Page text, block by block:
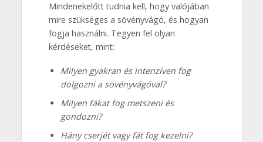
Mindenekelőtt tudnia kell, hogy valójában
mire szükséges a sövényvágó, és hogyan
fogja használni. Tegyen fel olyan
kérdéseket, mint:
Milyen gyakran és intenzíven fog
dolgozni a sövényvágóval?
Milyen fákat fog metszeni és
gondozni?
Hány cserjét vagy fát fog kezelni?